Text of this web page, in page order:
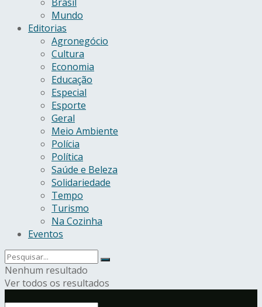
Mundo
Editorias
Agronegócio
Cultura
Economia
Educação
Especial
Esporte
Geral
Meio Ambiente
Polícia
Política
Saúde e Beleza
Solidariedade
Tempo
Turismo
Na Cozinha
Eventos
Nenhum resultado
Ver todos os resultados